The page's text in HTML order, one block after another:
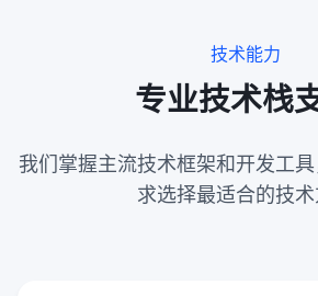
技术能力
专业技术栈
我们掌握主流技术框架和开发工
求选择最适合的技